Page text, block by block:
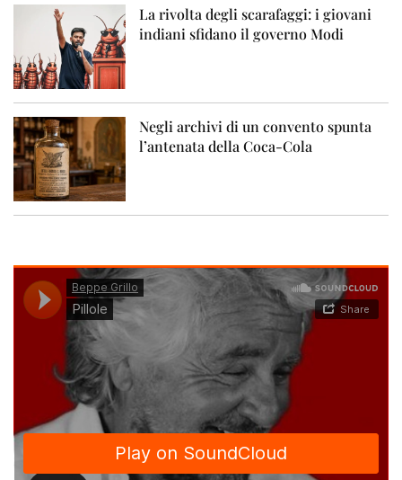
La rivolta degli scarafaggi: i giovani
indiani sfidano il governo Modi
Negli archivi di un convento spunta
l’antenata della Coca-Cola